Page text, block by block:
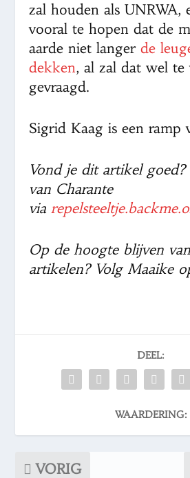
zal houden als UNRWA,
vooral te hopen dat de
aarde niet langerde
dekken, al zal dat wel te
gevraagd.
Sigrid Kaag is een ramp
Vond je dit artikel
van Charante
via
Op de hoogte blijven
artikelen? Volg Maaike
DEEL:
WAARDERING:
VORIG